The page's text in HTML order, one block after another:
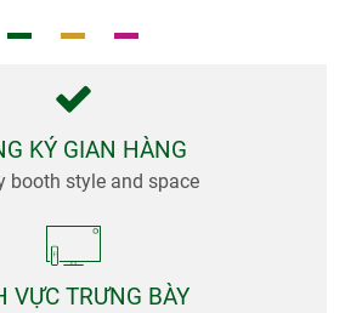
KÝ GIAN HÀNG
booth style and space
VỰC TRƯNG BÀY